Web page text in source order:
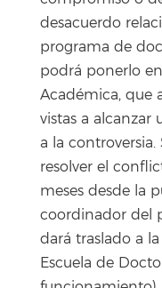
desacuerdo
programa de
podrá ponerlo
Académica, que
vistas a
a la
resolver el
meses desde la
coordinador del
dará traslado a
Escuela de